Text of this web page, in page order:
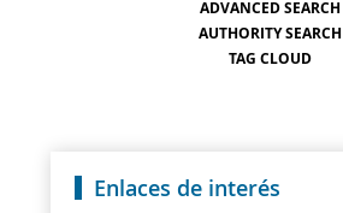
ADVANCED SEARCH
AUTHORITY SEARCH
TAG CLOUD
Enlaces de interés